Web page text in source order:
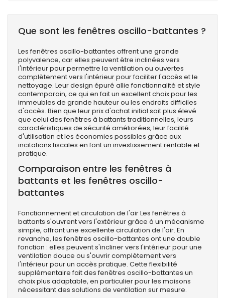
Que sont les fenêtres oscillo-battantes ?
Les fenêtres oscillo-battantes offrent une grande
polyvalence, car elles peuvent être inclinées vers
l'intérieur pour permettre la ventilation ou ouvertes
complètement vers l'intérieur pour faciliter l'accès et le
nettoyage. Leur design épuré allie fonctionnalité et style
contemporain, ce qui en fait un excellent choix pour les
immeubles de grande hauteur ou les endroits difficiles
d'accès. Bien que leur prix d'achat initial soit plus élevé
que celui des fenêtres à battants traditionnelles, leurs
caractéristiques de sécurité améliorées, leur facilité
d'utilisation et les économies possibles grâce aux
incitations fiscales en font un investissement rentable et
pratique.
Comparaison entre les fenêtres à
battants et les fenêtres oscillo-
battantes
Fonctionnement et circulation de l'air Les fenêtres à
battants s'ouvrent vers l'extérieur grâce à un mécanisme
simple, offrant une excellente circulation de l'air. En
revanche, les fenêtres oscillo-battantes ont une double
fonction : elles peuvent s'incliner vers l'intérieur pour une
ventilation douce ou s'ouvrir complètement vers
l'intérieur pour un accès pratique. Cette flexibilité
supplémentaire fait des fenêtres oscillo-battantes un
choix plus adaptable, en particulier pour les maisons
nécessitant des solutions de ventilation sur mesure.